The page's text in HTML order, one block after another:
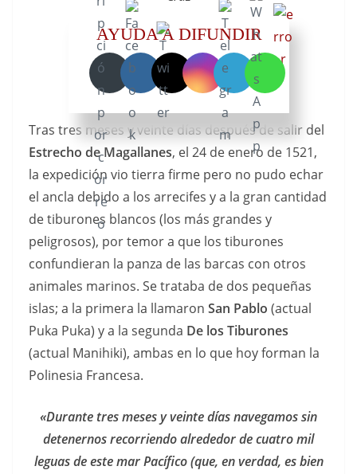
Sur
Nube de
Magallanes
Tras tres meses y veinte días después de salir del
Estrecho de Magallanes, el 24 de enero de 1521,
la expedición vio tierra firme pero no pudo echar
el ancla debido a los arrecifes y a la gran cantidad
de tiburones blancos (los más grandes y
peligrosos), por temor a que los tiburones
confundieran la panza de las barcas con otros
animales marinos. Se trataba de dos pequeñas
islas; a la primera la llamaron San Pablo (actual
Puka Puka) y a la segunda De los Tiburones
(actual Manihiki), ambas en lo que hoy forman la
Polinesia Francesa.
«Durante tres meses y veinte días navegamos sin
detenernos recorriendo alrededor de cuatro mil
leguas de este mar Pacífico (que, en verdad, es bien
AYUDA A DIFUNDIR